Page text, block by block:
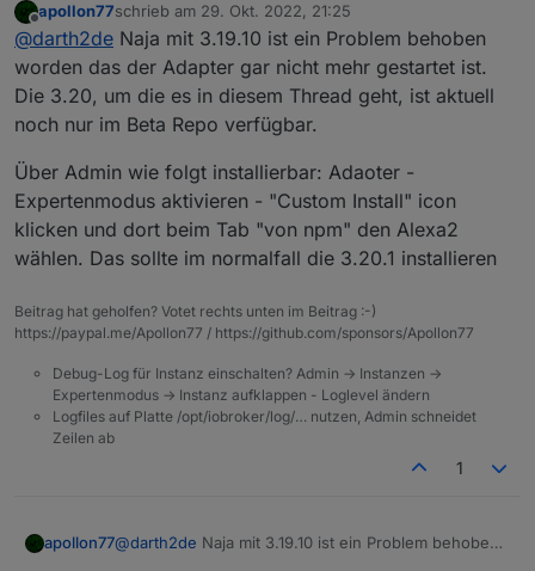
Der Adapter ist 3.19.10 (konnte 3.20 noch nicht
installieren)
ich habe in Alexa diverse Geräte, (Im
Wohnzimmer sind also diverse Geräte
unterschiedlicher Hersteller) welche in Alexa
unter einer Gruppe angelegt wurde. Dann
"iobroker" das Device "Alexa - Wohnzimmer"
einbinden und kann it einem Klick in der AIO
Mediola App die unterschiedlichen Geräte
steuern ( also yeelight Lampe, Osram
Steckdose, Hue Lichter und andere unbekannte
Ich möchte also weniger Alexa direkt steuern via
iobroker sondern mache mir die gefundenen Devices
zu nutze um sie über iobroker in Der Mediola -App
mit einem Button steuern zu können.
Muss ich etwas aktualisieren um die 3.20 Version zu
sehen oder wird mir die später automatisch
angezeigt?
Offline
apollon77schrieb am 29. Okt. 2022, 21:25
zuletzt editiert von
@darth2de Naja mit 3.19.10 ist ein Problem behoben
worden das der Adapter gar nicht mehr gestartet ist.
Die 3.20, um die es in diesem Thread geht, ist aktuell
noch nur im Beta Repo verfügbar.
Über Admin wie folgt installierbar: Adaoter -
Expertenmodus aktivieren - "Custom Install" icon
klicken und dort beim Tab "von npm" den Alexa2
wählen. Das sollte im normalfall die 3.20.1 installieren
Beitrag hat geholfen? Votet rechts unten im Beitrag :-)
https://paypal.me/Apollon77 / https://github.com/sponsors/Apollon77
Debug-Log für Instanz einschalten? Admin -> Instanzen ->
Expertenmodus -> Instanz aufklappen - Loglevel ändern
Logfiles auf Platte /opt/iobroker/log/… nutzen, Admin schneidet
Zeilen ab
1
apollon77@darth2de Naja mit 3.19.10 ist ein Problem behoben